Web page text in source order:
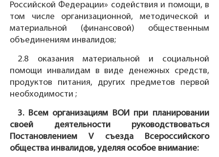
Российской Федерации» содействия и помощи, в
том числе организационной, методической и
материальной (финансовой) общественным
объединениям инвалидов;
2.8 оказания материальной и социальной
помощи инвалидам в виде денежных средств,
продуктов питания, других предметов первой
необходимости ;
3. Всем организациям ВОИ при планировании
своей деятельности руководствоваться
Постановлением V съезда Всероссийского
общества инвалидов, уделяя особое внимание: